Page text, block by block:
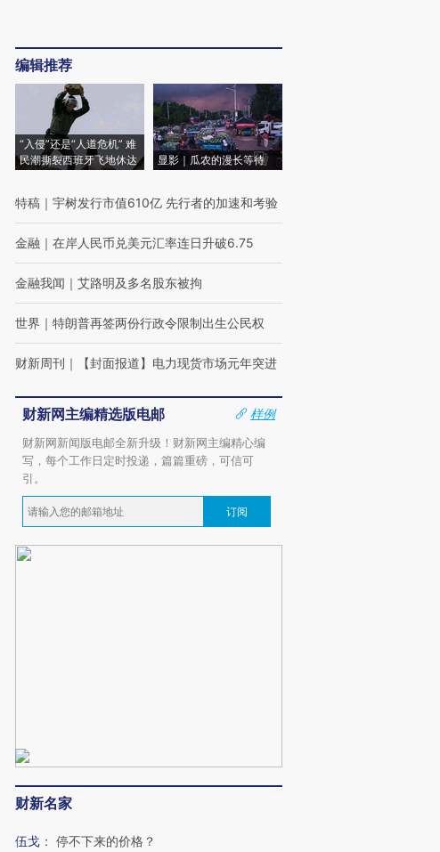
编辑推荐
“入侵”还是“人道危机” 难
民潮撕裂西班牙飞地休达
显影｜瓜农的漫长等待
特稿 ｜ 宇树发行市值610亿 先行者的加速和考验
金融 ｜ 在岸人民币兑美元汇率连日升破6.75
金融我闻 ｜ 艾路明及多名股东被拘
世界 ｜ 特朗普再签两份行政令限制出生公民权
财新周刊 ｜ 【封面报道】电力现货市场元年突进
财新网主编精选版电邮
样例
财新网新闻版电邮全新升级！财新网主编精心编
写，每个工作日定时投递，篇篇重磅，可信可
引。
订阅
财新名家
伍戈 ： 停不下来的价格？